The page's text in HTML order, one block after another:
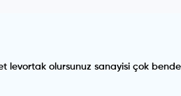
olursunuz sanayisi çok